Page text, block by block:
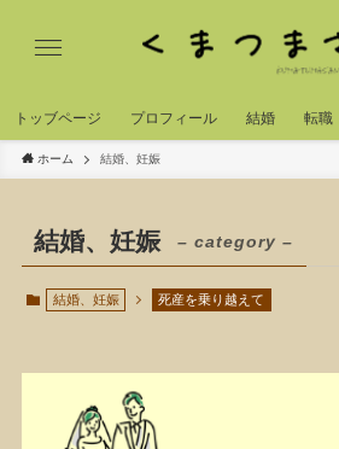
トッブページ プロフィール 結婚 転職
ホーム 結婚、妊娠
結婚、妊娠 – category –
結婚、妊娠 死産を乗り越えて